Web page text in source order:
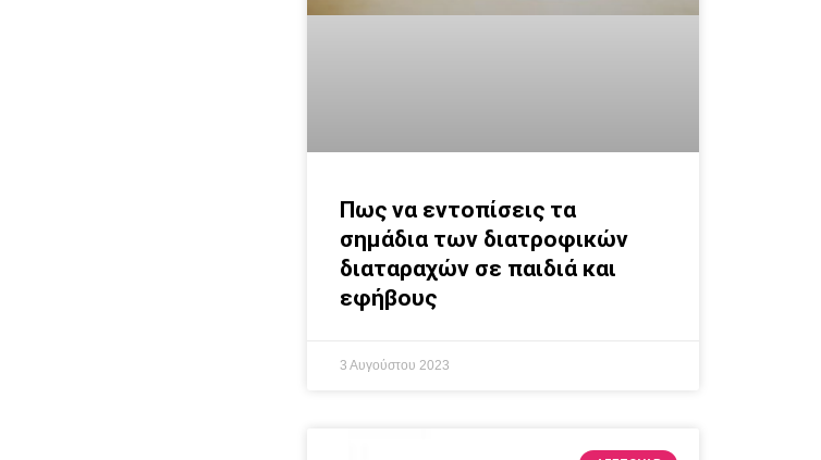
Πως να εντοπίσεις τα
σημάδια των διατροφικών
διαταραχών σε παιδιά και
εφήβους
3 Αυγούστου 2023